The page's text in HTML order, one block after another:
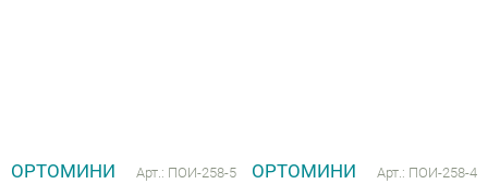
ОРТОМИНИ Арт.: ПОИ-258-5
ОРТОМИНИ Арт.: ПОИ-258-4